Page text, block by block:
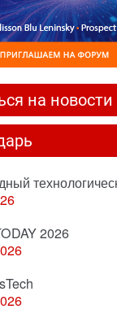
на новости
2026